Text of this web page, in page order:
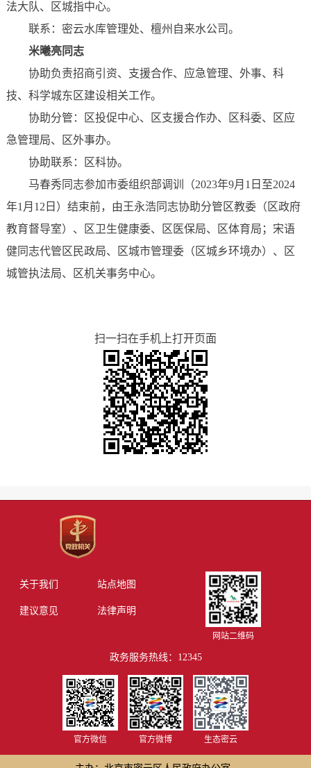
法大队、区城指中心。
联系：密云水库管理处、檀州自来水公司。
米曦亮同志
协助负责招商引资、支援合作、应急管理、外事、科
技、科学城东区建设相关工作。
协助分管：区投促中心、区支援合作办、区科委、区应
急管理局、区外事办。
协助联系：区科协。
马春秀同志参加市委组织部调训（2023年9月1日至2024
年1月12日）结束前，由王永浩同志协助分管区教委（区政府
教育督导室）、区卫生健康委、区医保局、区体育局；宋语
健同志代管区民政局、区城市管理委（区城乡环境办）、区
城管执法局、区机关事务中心。
扫一扫在手机上打开页面
关于我们 站点地图
建议意见 法律声明
网站二维码
政务服务热线：12345
官方微信 官方微博 生态密云